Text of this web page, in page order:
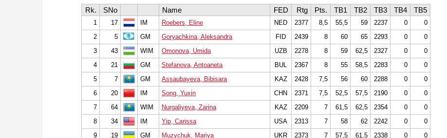
Rk. SNo Name FED Rtg Pts. TB1 TB2 TB3 TB4 TB5
1 17 IM Roebers, Eline NED 2377 8,5 55,5 59 2237 0
0
2
5 GM Goryachkina, Aleksandra FID 2439 8 60 65 2293 0
0
3
43 WIM Omonova, Umida UZB 2278 8 59 62,5 2327 0
0
4
21 GM Stefanova, Antoaneta BUL 2367 8 55 58,5 2283 0
0
5
7 GM Assaubayeva, Bibisara KAZ 2428 7,5 56 60 2288 0
0
6
20 IM Song, Yuxin CHN 2371 7,5 52,5 57,5 2190 0
0
7
64 WIM Nurgaliyeva, Zarina KAZ 2209 7 61,5 62,5 2354 0
0
8
34 IM Yip, Carissa USA 2313 7 58 62 2242 0
0
9
19 GM Muzychuk, Mariya UKR 2373 7 57,5 61,5 2338 0 0